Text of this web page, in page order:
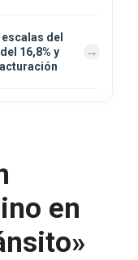
del
16,8% y
en